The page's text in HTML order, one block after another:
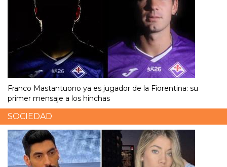
Franco Mastantuono ya es jugador de la Fiorentina: su
primer mensaje a los hinchas
SOCIEDAD